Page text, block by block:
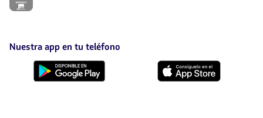
nueva
pestaña.
Nuestra app en tu teléfono
Descárgala
Descárgala